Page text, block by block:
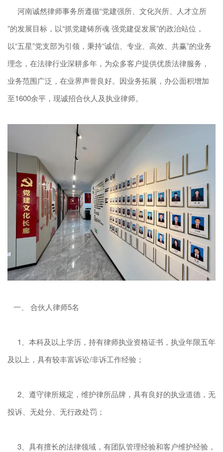
河南诚然律师事务所遵循“党建强所、文化兴所、人才立所
”的发展目标，以“抓党建铸所魂 强党建促发展”的政治站位，
以“五星”党支部为引领，秉持“诚信、专业、高效、共赢”的业务
理念，在法律行业深耕多年，为众多客户提供优质法律服务，
业务范围广泛，在业界声誉良好。因业务拓展，办公面积增加
至1600余平，现诚招合伙人及执业律师。
一、 合伙人律师5名
1、本科及以上学历，持有律师执业资格证书，执业年限五年
及以上，具有较丰富诉讼/非诉工作经验；
2、遵守律所规定，维护律所品牌，具有良好的执业道德，无
投诉、无处分、无行政处罚；
3、具有擅长的法律领域，有团队管理经验和客户维护经验，